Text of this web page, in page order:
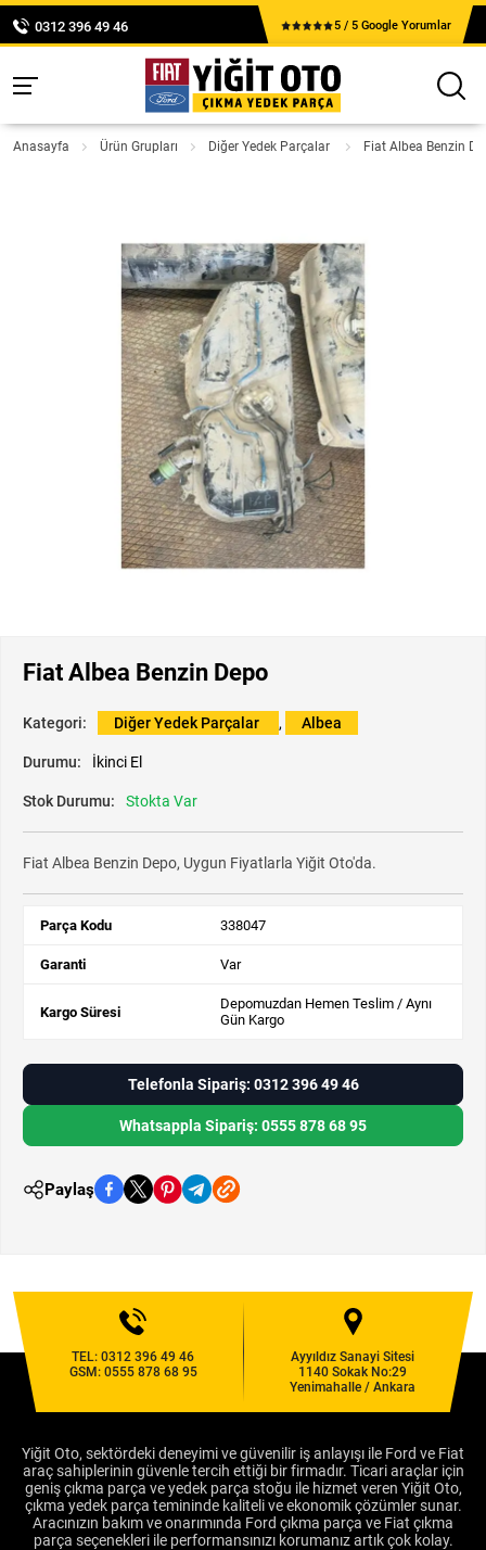
0312 396 49 46 5 / 5 Google Yorumlar
Anasayfa Ürün Grupları Diğer Yedek Parçalar Fiat Albea Benzin
Fiat Albea Benzin Depo
Kategori: Diğer Yedek Parçalar , Albea
Durumu: İkinci El
Stok Durumu: Stokta Var
Fiat Albea Benzin Depo, Uygun Fiyatlarla Yiğit Oto'da.
Parça Kodu 338047
Garanti Var
Kargo Süresi
Depomuzdan Hemen Teslim / Aynı
Gün Kargo
Telefonla Sipariş: 0312 396 49 46
Whatsappla Sipariş: 0555 878 68 95
Paylaş
TEL:0312 396 49 46
GSM: 0555 878 68 95
Ayyıldız Sanayi Sitesi
1140 Sokak No:29
Yenimahalle / Ankara
Yiğit Oto, sektördeki deneyimi ve güvenilir iş anlayışı ile Ford ve Fiat
araç sahiplerinin güvenle tercih ettiği bir firmadır. Ticari araçlar için
geniş çıkma parça ve yedek parça stoğu ile hizmet veren Yiğit Oto,
çıkma yedek parça temininde kaliteli ve ekonomik çözümler sunar.
Aracınızın bakım ve onarımında Ford çıkma parça ve Fiat çıkma
parça seçenekleri ile performansınızı korumanız artık çok kolay.